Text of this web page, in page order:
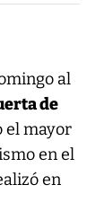
al
de
el mayor
en el
en